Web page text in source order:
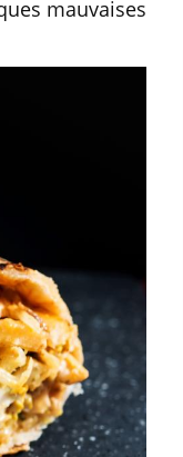
mauvaises